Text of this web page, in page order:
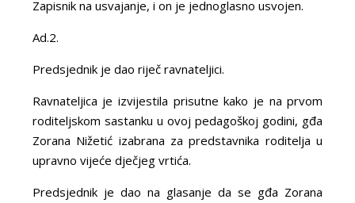
Zapisnik na usvajanje, i on je jednoglasno usvojen.
Ad.2.
Predsjednik je dao riječ ravnateljici.
Ravnateljica je izvijestila prisutne kako je na prvom
roditeljskom sastanku u ovoj pedagoškoj godini, gđa
Zorana Nižetić izabrana za predstavnika roditelja u
upravno vijeće dječjeg vrtića.
Predsjednik je dao na glasanje da se gđa Zorana